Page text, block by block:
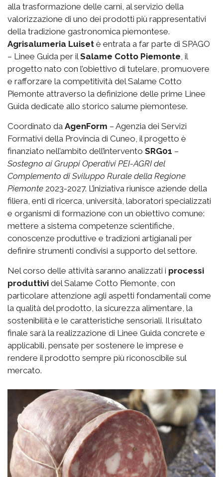
alla trasformazione delle carni, al servizio della
valorizzazione di uno dei prodotti più rappresentativi
della tradizione gastronomica piemontese.
Agrisalumeria Luiset è entrata a far parte di SPAGO
– Linee Guida per il Salame Cotto Piemonte , il
progetto nato con l’obiettivo di tutelare, promuovere
e rafforzare la competitività del Salame Cotto
Piemonte attraverso la definizione delle prime Linee
Guida dedicate allo storico salume piemontese.
Coordinato da AgenForm – Agenzia dei Servizi
Formativi della Provincia di Cuneo, il progetto è
finanziato nell’ambito dell’intervento SRG01 –
Sostegno ai Gruppi Operativi PEI-AGRI del
Complemento di Sviluppo Rurale della Regione
Piemonte 2023-2027. L’iniziativa riunisce aziende della
filiera, enti di ricerca, università, laboratori specializzati
e organismi di formazione con un obiettivo comune:
mettere a sistema competenze scientifiche,
conoscenze produttive e tradizioni artigianali per
definire strumenti condivisi a supporto del settore.
Nel corso delle attività saranno analizzati i processi
produttivi del Salame Cotto Piemonte, con
particolare attenzione agli aspetti fondamentali come
la qualità del prodotto, la sicurezza alimentare, la
sostenibilità e le caratteristiche sensoriali. Il risultato
finale sarà la realizzazione di Linee Guida concrete e
applicabili, pensate per sostenere le imprese e
rendere il prodotto sempre più riconoscibile sul
mercato.